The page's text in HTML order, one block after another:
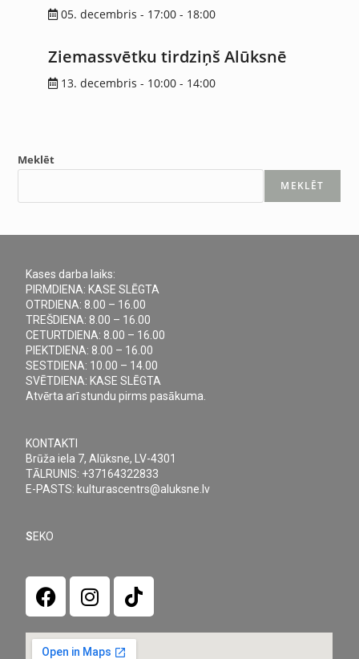
05. decembris - 17:00 - 18:00
Ziemassvētku tirdziņš Alūksnē
13. decembris - 10:00 - 14:00
Meklēt
MEKLĒT
Kases darba laiks:
PIRMDIENA: KASE SLĒGTA
OTRDIENA: 8.00 – 16.00
TREŠDIENA: 8.00 – 16.00
CETURTDIENA: 8.00 – 16.00
PIEKTDIENA: 8.00 – 16.00
SESTDIENA: 10.00 – 14.00
SVĒTDIENA: KASE SLĒGTA
Atvērta arī stundu pirms pasākuma.
KONTAKTI
Brūža iela 7, Alūksne, LV-4301
TĀLRUNIS: +37164322833
E-PASTS: kulturascentrs@aluksne.lv
SEKO